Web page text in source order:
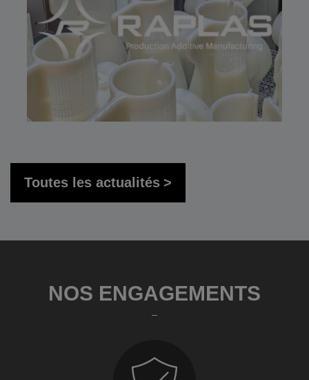
Toutes les actualités
NOS ENGAGEMENTS